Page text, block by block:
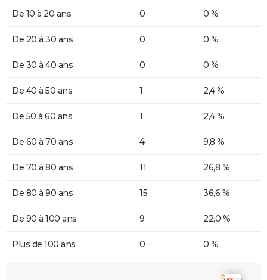
De 10 à 20 ans 0 0 %
De 20 à 30 ans 0 0 %
De 30 à 40 ans 0 0 %
De 40 à 50 ans 1 2,4 %
De 50 à 60 ans 1 2,4 %
De 60 à 70 ans 4 9,8 %
De 70 à 80 ans 11 26,8 %
De 80 à 90 ans 15 36,6 %
De 90 à 100 ans 9 22,0 %
Plus de 100 ans 0 0 %